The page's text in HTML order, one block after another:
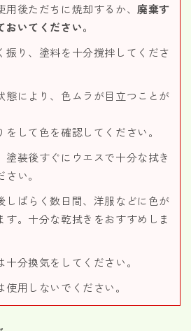
用後ただちに焼却するか、廃棄す
いてください。
振り、塗料を十分撹拌してくださ
態により、色ムラが目立つことが
して色を確認してください。
塗装後すぐにウエスで十分な拭き
い。
しばらく数日間、洋服などに色が
。十分な乾拭きをおすすめしま
分換気をしてください。
用しないでください。